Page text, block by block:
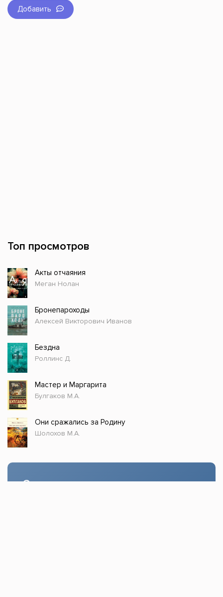
Добавить
Топ просмотров
Акты отчаяния
Меган Нолан
Бронепароходы
Алексей Викторович Иванов
Бездна
Роллинс Д.
Мастер и Маргарита
Булгаков М.А.
Они сражались за Родину
Шолохов М.А.
Стол заказов